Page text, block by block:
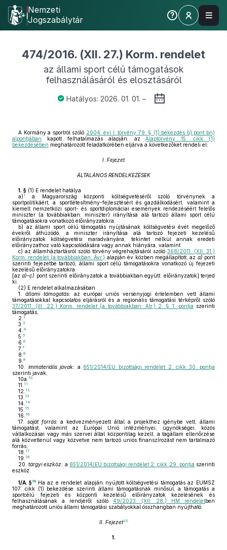
Nemzeti
Jogszabálytár
474/2016. (XII. 27.) Korm. rendelet
az állami sport célú támogatások
felhasználásáról és elosztásáról
Hatályos: 2026. 01. 01. –
A Kormány a sportról szóló 2004. évi I. törvény 79. § (1) bekezdés b) pont bn)
alpontjában kapott felhatalmazás alapján, azAlaptörvény 15. cikk (1)
bekezdésében meghatározott feladatkörében eljárva a következőket rendeli el:
I. Fejezet
ÁLTALÁNOS RENDELKEZÉSEK
1. § (1) E rendelet hatálya
a) 1
a Magyarország központi költségvetéséről szóló törvénynek a
sportpolitikáért, a sportlétesítmény-fejlesztésért és gazdálkodásért, valamint a
kiemelt nemzetközi sport- és sportdiplomáciai események rendezéséért felelős
miniszter (a továbbiakban: miniszter) irányítása alá tartozó állami sport célú
támogatásokra vonatkozó előirányzatokra,
b) az állami sport célú támogatás nyújtásának költségvetési évét megelőző
évekről áthúzódó, a miniszter irányítása alá tartozó fejezeti kezelésű
előirányzatok költségvetési maradványára, tekintet nélkül annak eredeti
előirányzathoz való kapcsolódására vagy annak hiányára, valamint
c) az államháztartásról szóló törvény végrehajtásáról szóló368/2011. (XII. 31.)
Korm. rendelet (a továbbiakban: Ávr.) alapján év közben megállapított, az a) pont
szerinti fejezetbe tartozó, állami sport célú támogatásokra vonatkozó új fejezeti
kezelésű előirányzatokra
[aza)–c) pont szerinti előirányzatok a továbbiakban együtt: előirányzatok] terjed
ki.
(2) E rendelet alkalmazásában
1.
állami támogatás:az európai uniós versenyjogi értelemben vett állami
támogatásokkal kapcsolatos eljárásról és a regionális támogatási térképről szóló
37/2011. (III. 22.) Korm. rendelet (a továbbiakban: Atr.) 2. § 1. pontja szerinti
támogatás,
2. 2
3. 3
4. 4
5. 5
6. 6
7. 7
8. 8
9. 9
10. immateriális javak: a 651/2014/EU bizottsági rendelet 2. cikk 30. pontja
szerinti javak,
10a. 10
11. 11
12. 12
13. 13
14. 14
15. 15
16. 16
17. saját forrás:a kedvezményezett által a projekthez igénybe vett, állami
támogatást, valamint az Európai Unió intézményei, ügynökségei, közös
vállalkozásai vagy más szervei által központilag kezelt, a tagállam ellenőrzése
alá közvetlenül vagy közvetve nem tartozó uniós finanszírozást nem tartalmazó
forrás,
18. 17
19. 18
20. tárgyi eszköz: a 651/2014/EU bizottsági rendelet 2. cikk 29. pontja szerinti
eszköz.
1/A. §19 Ha az e rendelet alapján nyújtott költségvetési támogatás az EUMSZ
107. cikk (1) bekezdése szerinti állami támogatásnak minősül, a támogatás a
sportcélú fejezeti és központi kezelésű előirányzatok kezelésének és
felhasználásának a rendjéről szóló 49/2023. (XII. 28.) HM rendeletben
meghatározott uniós állami támogatási szabályokkal összhangban nyújtható.
II. Fejezet20
1.